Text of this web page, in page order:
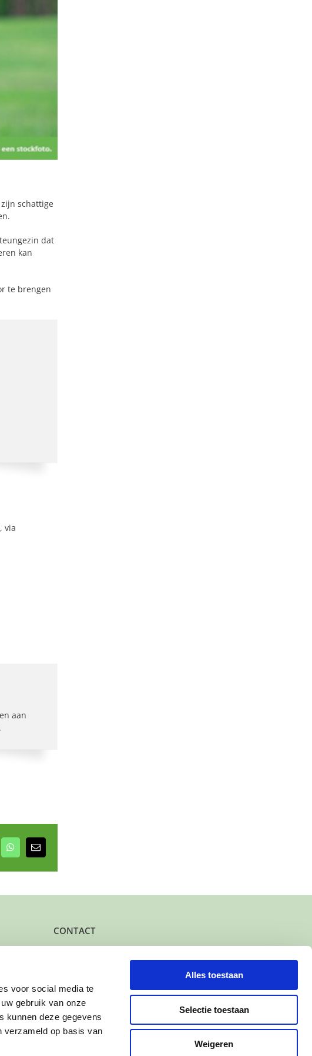
voor social media te
gebruik van onze
kunnen deze gegevens
verzameld op basis van
Alles toestaan
Selectie toestaan
Weigeren
schattige
dat
kan
te brengen
via
aan
WhatsApp
E-
CONTACT
Het kantoor- en postadres van Buurtgezinnen is:
KvK-nummer: 61625078
IBAN: NL95 INGB 0006 7343 78
Contact